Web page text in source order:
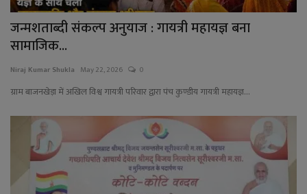
जन्मशताब्दी संकल्प अनुयाज : गायत्री महायज्ञ बना
सामाजिक...
Niraj Kumar Shukla May 22, 2026 0
ग्राम बाजनखेड़ा में अखिल विश्व गायत्री परिवार द्वारा पंच कुण्डीय गायत्री महायज्ञ...